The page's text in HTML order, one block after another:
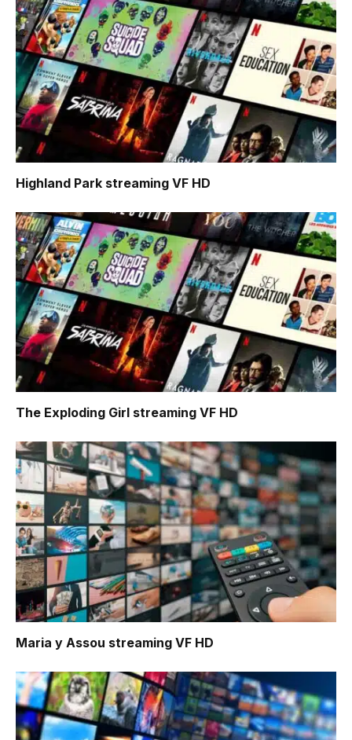
Highland Park streaming VF HD
The Exploding Girl streaming VF HD
Maria y Assou streaming VF HD